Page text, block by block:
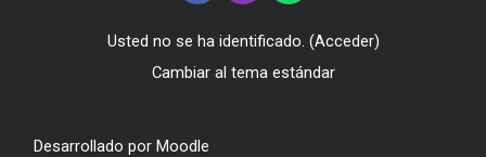
Usted no se ha identificado. (Acceder)
Cambiar al tema estándar
Desarrollado por Moodle